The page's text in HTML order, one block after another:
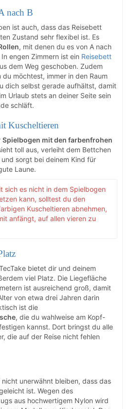
nach B
ist auch, dass das Reisebett
Zustand sehr flexibel ist. Es
, mit denen du es von A nach
engen Zimmern ist ein Reisebett
dem Weg geschoben. Zudem
möchtest, immer in den Raum
dich selbst gerade aufhältst, damit
Urlaub stets an deiner Seite sein
schläft.
Kuscheltieren
Spielbogen mit den farbenfrohen
toll aus, verleiht dem Bettchen
sorgt bei deinem Kind für
Laune.
sich es nicht in dem Spielbogen
kann, solltest du den
Kuscheltieren abnehmen,
anfängt, auf allen vieren zu
bietet dir und deinem
viel Platz. Die Liegefläche
ist ausreichend groß, damit
von etwa drei Jahren darin
ist die
, die du wahlweise am Kopf-
kannst. Dort bringst du alle
die auf der Reise nicht fehlen
unerwähnt bleiben, dass das
ist. Wegen des
aus hochwertigem Nylon wird